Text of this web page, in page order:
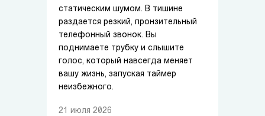
статическим шумом. В тишине
раздается резкий, пронзительный
телефонный звонок. Вы
поднимаете трубку и слышите
голос, который навсегда меняет
вашу жизнь, запуская таймер
неизбежного.
21 июля 2026